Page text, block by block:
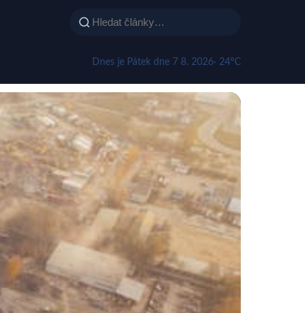
Dnes je Pátek dne 7 8. 2026· 24°C